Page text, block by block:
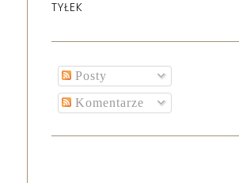
TYŁEK
Posty
Komentarze